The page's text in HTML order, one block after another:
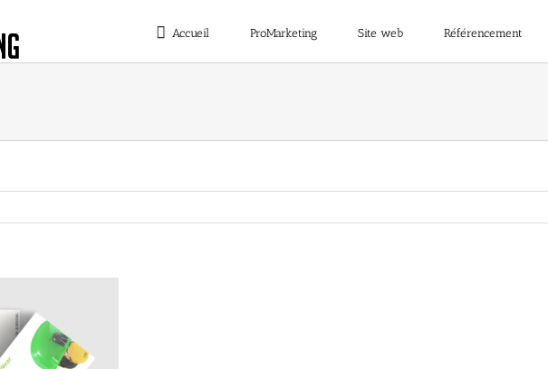
Accueil ProMarketing Site web Référencement